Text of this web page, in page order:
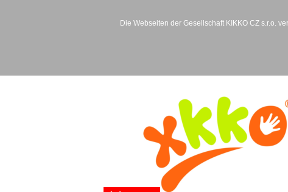
Die Webseiten der Gesellschaft KIKKO CZ s.r.o.